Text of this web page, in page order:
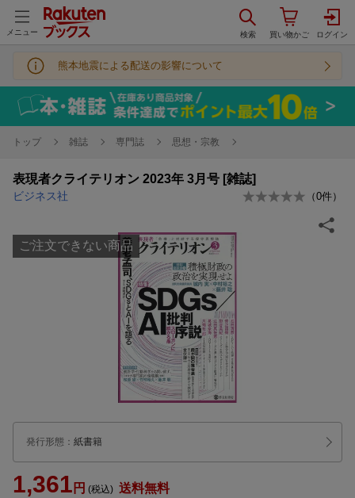
メニュー
熊本地震による配送の影響について
トップ 雑誌 専門誌 思想・宗教
表現者クライテリオン 2023年 3月号 [雑誌]
ビジネス社 （0件）
ご注文できない商品
発行形態 ： 紙書籍
1,361 円 (税込) 送料無料